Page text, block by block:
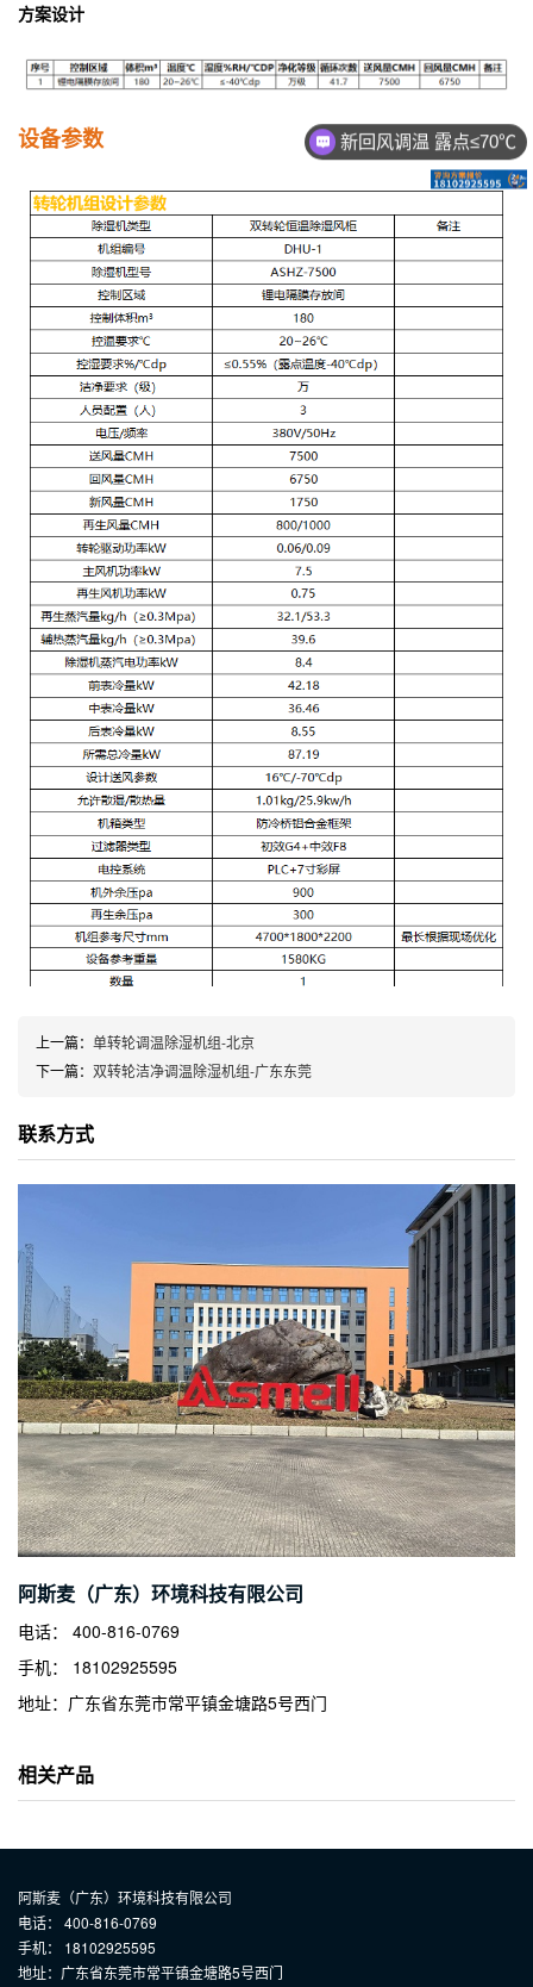
方案设计
设备参数
上一篇： 单转轮调温除湿机组-北京
下一篇： 双转轮洁净调温除湿机组-广东东莞
联系方式
阿斯麦（广东）环境科技有限公司
电话： 400-816-0769
手机： 18102925595
地址：广东省东莞市常平镇金塘路5号西门
相关产品
阿斯麦（广东）环境科技有限公司
电话： 400-816-0769
手机： 18102925595
地址：广东省东莞市常平镇金塘路5号西门
新回风调温 露点≤70℃